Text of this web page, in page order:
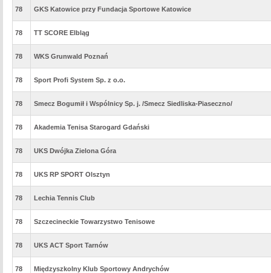
78 GKS Katowice przy Fundacja Sportowe Katowice
78 TT SCORE Elbląg
78 WKS Grunwald Poznań
78 Sport Profi System Sp. z o.o.
78 Smecz Bogumił i Wspólnicy Sp. j. /Smecz Siedliska-Piaseczno/
78 Akademia Tenisa Starogard Gdański
78 UKS Dwójka Zielona Góra
78 UKS RP SPORT Olsztyn
78 Lechia Tennis Club
78 Szczecineckie Towarzystwo Tenisowe
78 UKS ACT Sport Tarnów
78 Międzyszkolny Klub Sportowy Andrychów